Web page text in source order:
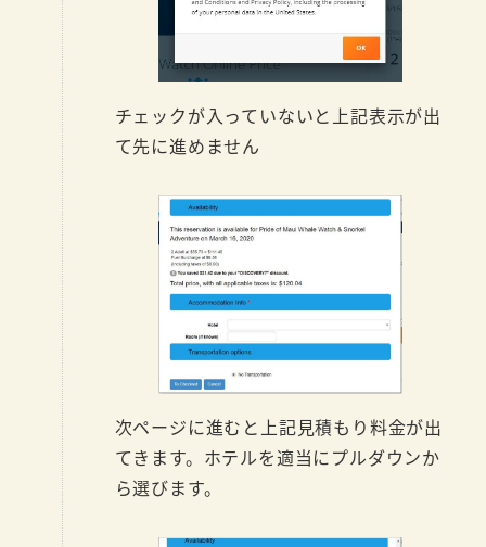
チェックが入っていないと上記表示が出
て先に進めません
次ページに進むと上記見積もり料金が出
てきます。ホテルを適当にプルダウンか
ら選びます。